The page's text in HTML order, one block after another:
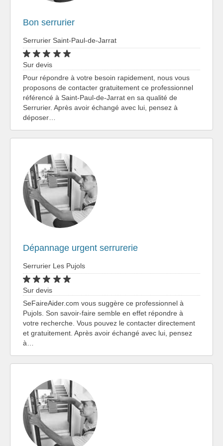
Bon serrurier
Serrurier Saint-Paul-de-Jarrat
Sur devis
Pour répondre à votre besoin rapidement, nous vous
proposons de contacter gratuitement ce professionnel
référencé à Saint-Paul-de-Jarrat en sa qualité de
Serrurier. Après avoir échangé avec lui, pensez à
déposer…
Dépannage urgent serrurerie
Serrurier Les Pujols
Sur devis
SeFaireAider.com vous suggère ce professionnel à
Pujols. Son savoir-faire semble en effet répondre à
votre recherche. Vous pouvez le contacter directement
et gratuitement. Après avoir échangé avec lui, pensez
à…